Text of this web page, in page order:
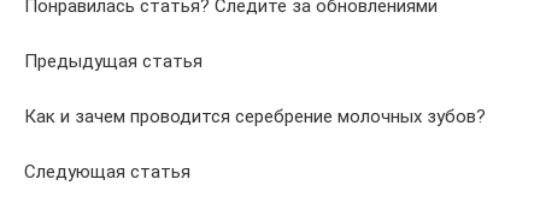
Понравилась статья? Следите за обновлениями
Предыдущая статья
Как и зачем проводится серебрение молочных зубов?
Следующая статья